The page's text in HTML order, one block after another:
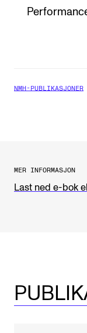
NMH-PUBLIKASJONER
MER INFORMASJON
Last ned e-bok